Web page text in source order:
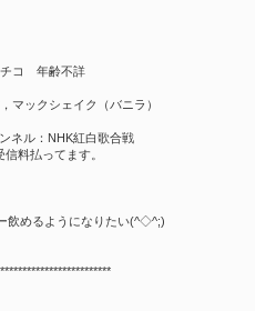
コ 年齢不詳
マックシェイク（バニラ）
ネル：NHK紅白歌合戦
信料払ってます。
飲めるようになりたい(^◇^;)